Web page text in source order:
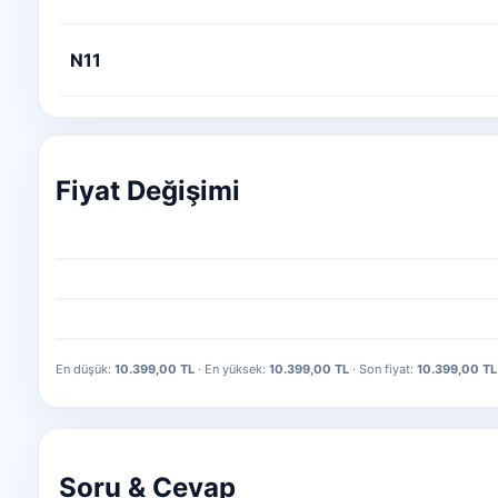
N11
Fiyat Değişimi
En düşük: 10.399,00 TL· En yüksek: 10.399,00 TL· Son fiyat: 10.399,00 TL
Soru & Cevap